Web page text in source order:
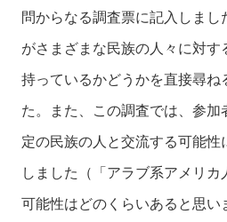
問からなる調査票に記入しま
がさまざまな民族の人々に対
持っているかどうかを直接尋ね
た。また、この調査では、参
定の民族の人と交流する可能
しました（「アラブ系アメリ
可能性はどのくらいあると思